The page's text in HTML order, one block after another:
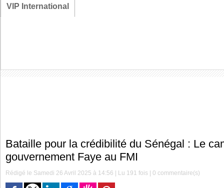
VIP International
Bataille pour la crédibilité du Sénégal : Le
gouvernement Faye au FMI
Rédigé le Samedi 26 Avril 2025 à 14:56 | Lu 191 fois |0 commentaire(s)